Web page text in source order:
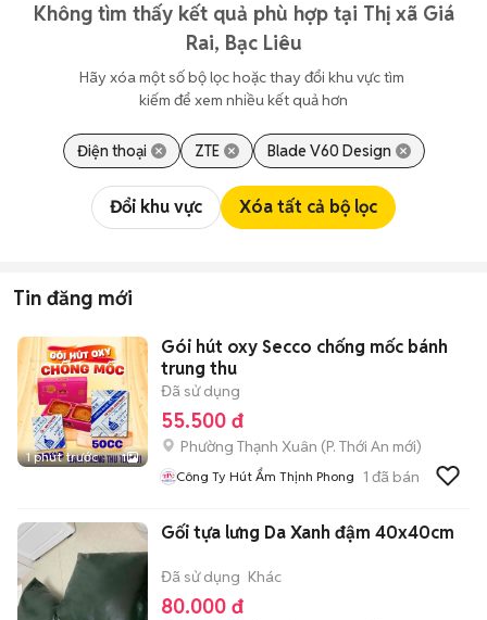
Không tìm thấy kết quả phù hợp tại Thị xã Giá
Rai, Bạc Liêu
Hãy xóa một số bộ lọc hoặc thay đổi khu vực tìm
kiếm để xem nhiều kết quả hơn
Điện thoại ZTE Blade V60 Design
Đổi khu vực Xóa tất cả bộ lọc
Tin đăng mới
1 phút trước 1
Gói hút oxy Secco chống mốc bánh
trung thu
Đã sử dụng
55.500 đ
Phường Thạnh Xuân (P. Thới An mới)
Công Ty Hút Ẩm Thịnh Phong 1 đã bán
Gối tựa lưng Da Xanh đậm 40x40cm
Đã sử dụng Khác
80.000 đ